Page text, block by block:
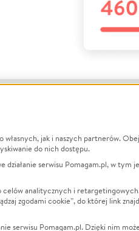
O nas
Opinie
Raporty
Za darmo
jak i naszych partnerów.
do nich dostępu.
serwisu Pomagam.pl, w tym
analitycznych i
zgodami cookie”, do której link
serwisu Pomagam.pl. Dzięki nim